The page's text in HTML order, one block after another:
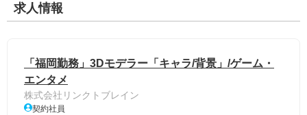
求人情報
「福岡勤務」3Dモデラー「キャラ/背景」/ゲーム・
エンタメ
株式会社リンクトブレイン
契約社員